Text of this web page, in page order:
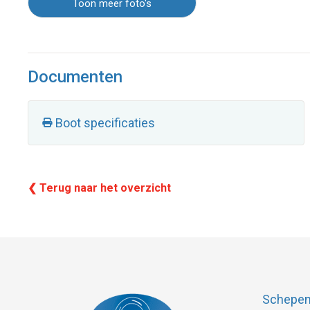
Toon meer foto's
Documenten
Boot specificaties
❮ Terug naar het overzicht